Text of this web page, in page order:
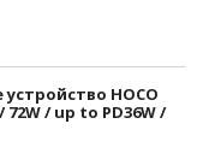
HOCO
72W / up to PD36W /